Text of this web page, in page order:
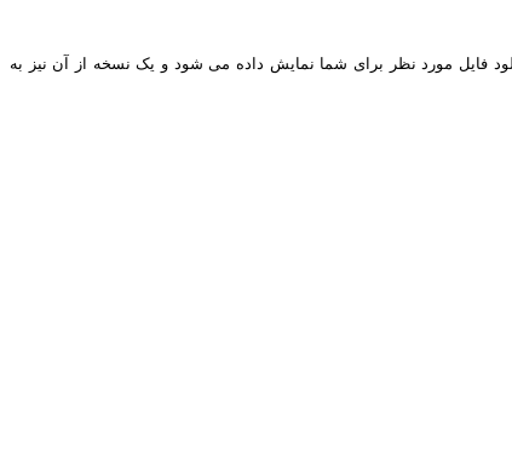
فایل مورد نظر برای شما نمایش داده می شود و یک نسخه از آن نیز به